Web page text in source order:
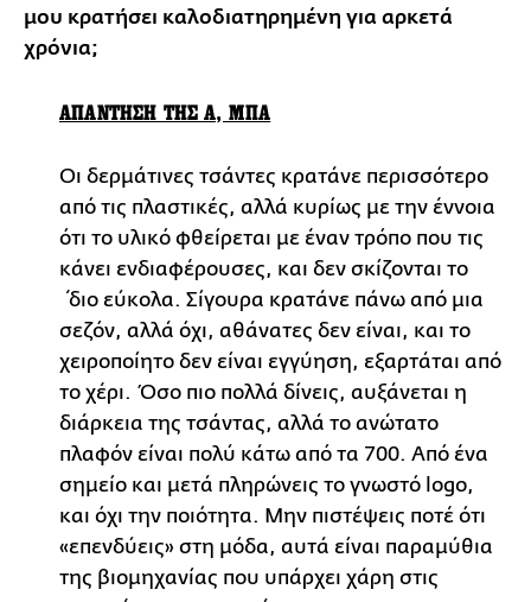
μου κρατήσει καλοδιατηρημένη για αρκετά
χρόνια;
ΑΠΑΝΤΗΣΗ ΤΗΣ Α, ΜΠΑ
Οι δερμάτινες τσάντες κρατάνε περισσότερο
από τις πλαστικές, αλλά κυρίως με την έννοια
ότι το υλικό φθείρεται με έναν τρόπο που τις
κάνει ενδιαφέρουσες, και δεν σκίζονται το
΄διο εύκολα. Σίγουρα κρατάνε πάνω από μια
σεζόν, αλλά όχι, αθάνατες δεν είναι, και το
χειροποίητο δεν είναι εγγύηση, εξαρτάται από
το χέρι. Όσο πιο πολλά δίνεις, αυξάνεται η
διάρκεια της τσάντας, αλλά το ανώτατο
πλαφόν είναι πολύ κάτω από τα 700. Από ένα
σημείο και μετά πληρώνεις το γνωστό logo,
και όχι την ποιότητα. Μην πιστέψεις ποτέ ότι
«επενδύεις» στη μόδα, αυτά είναι παραμύθια
της βιομηχανίας που υπάρχει χάρη στις